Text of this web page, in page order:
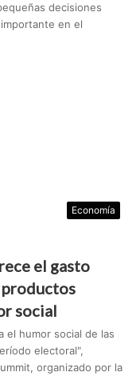
decisiones
en el
Economía
el gasto
productos
social
el humor social de las
electoral",
organizado por la